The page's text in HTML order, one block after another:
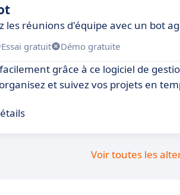
les réunions d'équipe avec un bot
Essai gratuit Démo gratuite
grâce à ce logiciel de
et suivez vos projets en
Voir toutes les